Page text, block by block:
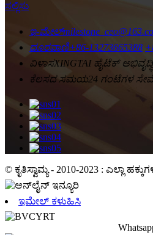
ಸಲ್ಲಿಸು
ಇ-ಮೇಲ್
ದೂರವಾಣಿ+86-13273665388
ವಿಳಾಸXINGTAI ಹೈಟೆಕ್
ಕೆಲಸದ ಸಮಯ24 ಗಂಟೆಗಳ ಸೇವೆ
© ಕೃತಿಸ್ವಾಮ್ಯ - 2010-2023 : ಎಲ್ಲಾ
ಇಮೇಲ್ ಕಳುಹಿಸಿ